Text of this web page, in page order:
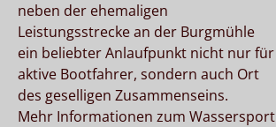
neben der ehemaligen
Leistungsstrecke an der Burgmühle
ein beliebter Anlaufpunkt nicht nur für
aktive Bootfahrer, sondern auch Ort
des geselligen Zusammenseins.
Mehr Informationen zum Wassersport